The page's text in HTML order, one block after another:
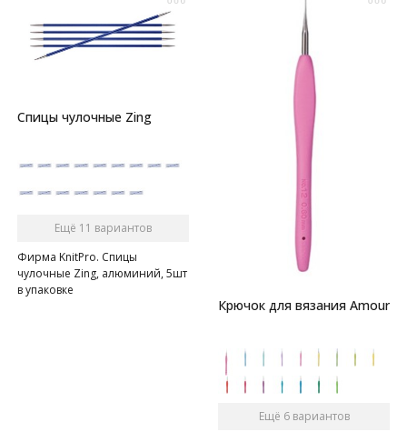
Спицы чулочные Zing
Ещё 11 вариантов
Фирма KnitPro. Спицы
чулочные Zing, алюминий, 5шт
в упаковке
Крючок для вязания Amour
Ещё 6 вариантов